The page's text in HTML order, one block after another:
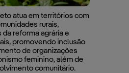
atua em territórios com
rurais,
reforma agrária e
promovendo inclusão
de organizações
feminino, além de
comunitário.